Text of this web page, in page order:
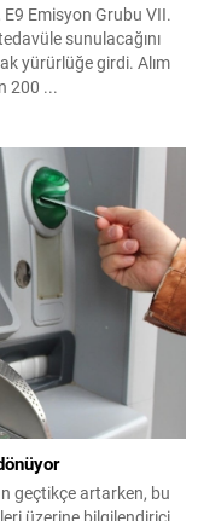
Emisyon Grubu VII.
sunulacağını
yürürlüğe girdi. Alım
200 ...
geçtikçe artarken, bu
üzerine bilgilendirici